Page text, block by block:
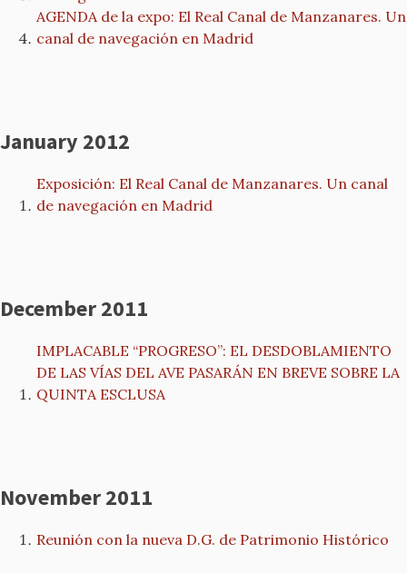
AGENDA de la expo: El Real Canal de Manzanares. Un
canal de navegación en Madrid
January 2012
Exposición: El Real Canal de Manzanares. Un canal
de navegación en Madrid
December 2011
IMPLACABLE “PROGRESO”: EL DESDOBLAMIENTO
DE LAS VÍAS DEL AVE PASARÁN EN BREVE SOBRE LA
QUINTA ESCLUSA
November 2011
Reunión con la nueva D.G. de Patrimonio Histórico